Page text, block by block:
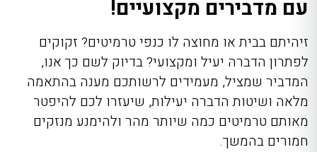
עם מדבירים מקצועיים!
זיהיתם בבית או מחוצה לו כנפי טרמיטים? זקוקים
לפתרון הדברה יעיל ומקצועי? בדיוק לשם כך אנו,
המדביר שמציל, מעמידים לרשותכם מענה בהתאמה
מלאה ושיטות הדברה יעילות, שיעזרו לכם להיפטר
מאותם טרמיטים כמה שיותר מהר ולהימנע מנזקים
חמורים בהמשך.